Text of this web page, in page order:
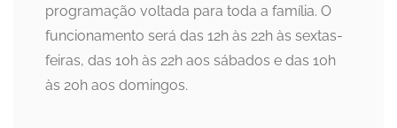
programação voltada para toda a família. O
funcionamento será das 12h às 22h às sextas-
feiras, das 10h às 22h aos sábados e das 10h
às 20h aos domingos.